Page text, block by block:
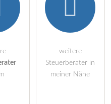
Kenntnis genommen.
Fragen sindfür alle
weitere
Steuerberater in
meiner Nähe